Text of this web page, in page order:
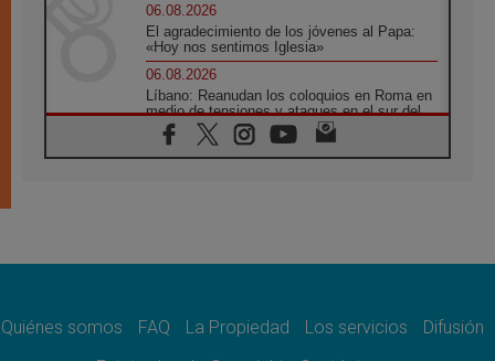
06.08.2026
El agradecimiento de los jóvenes al Papa:
«Hoy nos sentimos Iglesia»
06.08.2026
Líbano: Reanudan los coloquios en Roma en
medio de tensiones y ataques en el sur del
país
06.08.2026
noticia para todo el Uruguay
Quiénes somos FAQ La Propiedad Los servicios
Difusión